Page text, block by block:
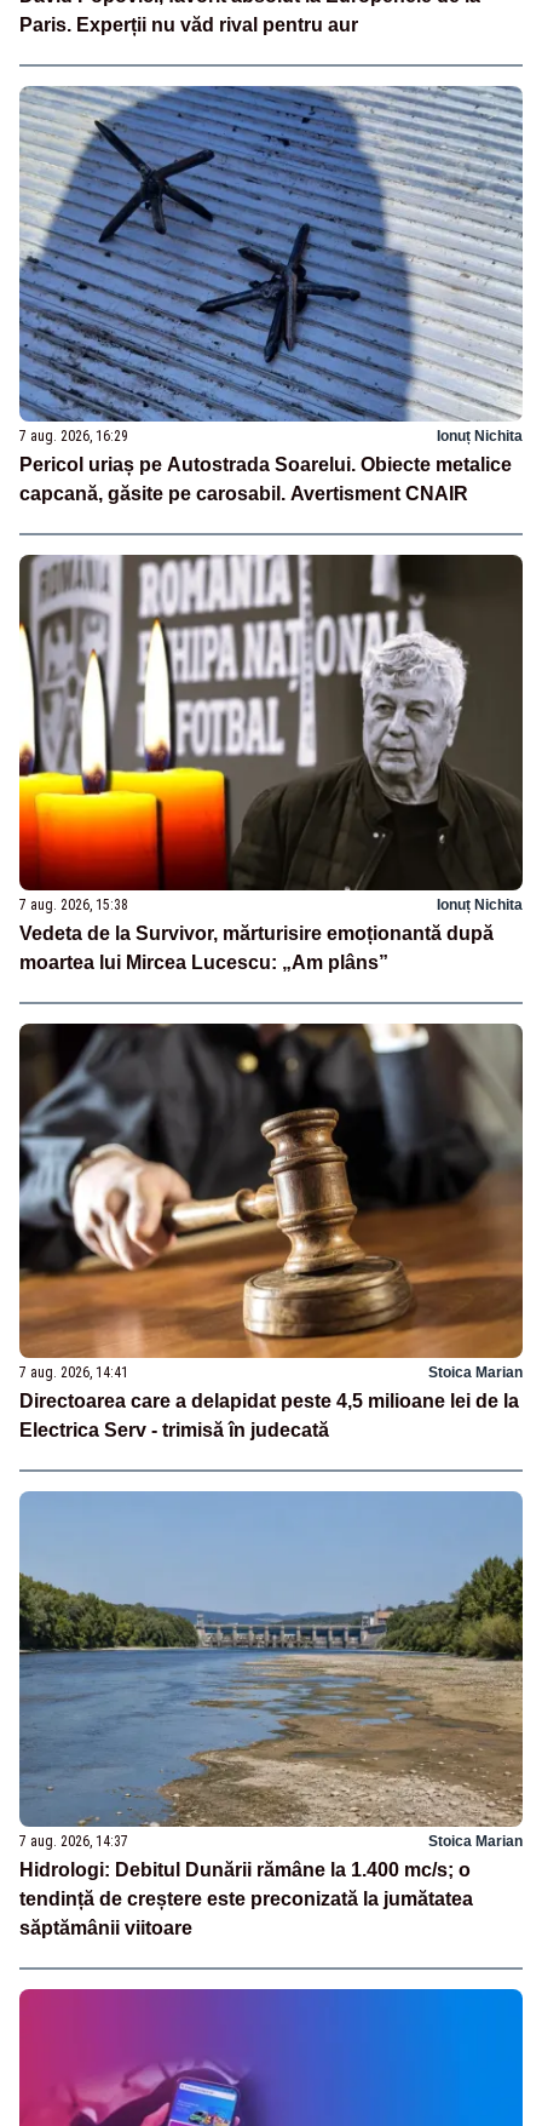
Paris. Experții nu văd rival pentru aur
7 aug. 2026, 16:29 Ionuț Nichita
Pericol uriaș pe Autostrada Soarelui. Obiecte metalice
capcană, găsite pe carosabil. Avertisment CNAIR
7 aug. 2026, 15:38 Ionuț Nichita
Vedeta de la Survivor, mărturisire emoționantă după
moartea lui Mircea Lucescu: „Am plâns”
7 aug. 2026, 14:41 Stoica Marian
Directoarea care a delapidat peste 4,5 milioane lei de la
Electrica Serv - trimisă în judecată
7 aug. 2026, 14:37 Stoica Marian
Hidrologi: Debitul Dunării rămâne la 1.400 mc/s; o
tendință de creștere este preconizată la jumătatea
săptămânii viitoare